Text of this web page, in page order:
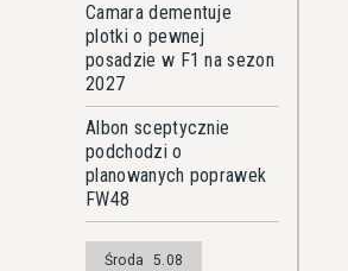
Camara dementuje
plotki o pewnej
posadzie w F1 na sezon
2027
Albon sceptycznie
podchodzi o
planowanych poprawek
FW48
Środa 5.08